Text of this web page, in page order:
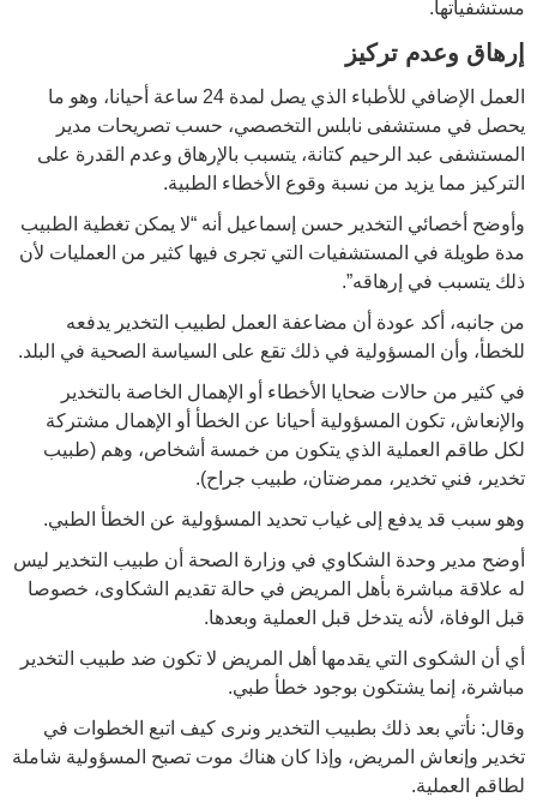
مستشفياتها.
إرهاق وعدم تركيز
العمل الإضافي للأطباء الذي يصل لمدة 24 ساعة أحيانا، وهو ما
يحصل في مستشفى نابلس التخصصي، حسب تصريحات مدير
المستشفى عبد الرحيم كتانة، يتسبب بالإرهاق وعدم القدرة على
التركيز مما يزيد من نسبة وقوع الأخطاء الطبية.
وأوضح أخصائي التخدير حسن إسماعيل أنه “لا يمكن تغطية الطبيب
مدة طويلة في المستشفيات التي تجرى فيها كثير من العمليات لأن
ذلك يتسبب في إرهاقه”.
من جانبه، أكد عودة أن مضاعفة العمل لطبيب التخدير يدفعه
للخطأ، وأن المسؤولية في ذلك تقع على السياسة الصحية في البلد.
في كثير من حالات ضحايا الأخطاء أو الإهمال الخاصة بالتخدير
والإنعاش، تكون المسؤولية أحيانا عن الخطأ أو الإهمال مشتركة
لكل طاقم العملية الذي يتكون من خمسة أشخاص، وهم (طبيب
تخدير، فني تخدير، ممرضتان، طبيب جراح).
وهو سبب قد يدفع إلى غياب تحديد المسؤولية عن الخطأ الطبي.
أوضح مدير وحدة الشكاوي في وزارة الصحة أن طبيب التخدير ليس
له علاقة مباشرة بأهل المريض في حالة تقديم الشكاوى، خصوصا
قبل الوفاة، لأنه يتدخل قبل العملية وبعدها.
أي أن الشكوى التي يقدمها أهل المريض لا تكون ضد طبيب التخدير
مباشرة، إنما يشتكون بوجود خطأ طبي.
وقال: نأتي بعد ذلك بطبيب التخدير ونرى كيف اتبع الخطوات في
تخدير وإنعاش المريض، وإذا كان هناك موت تصبح المسؤولية شاملة
لطاقم العملية.